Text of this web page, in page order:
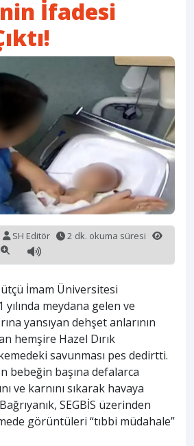
İfadesi
SH Editör
2 dk. okuma süresi
İmam Üniversitesi
meydana gelen ve
yansıyan dehşet anlarının
hemşire Hazel Dırık
savunması pes dedirtti.
bebeğin başına defalarca
ve karnını sıkarak havaya
SEGBİS üzerinden
görüntüleri “tıbbi müdahale”